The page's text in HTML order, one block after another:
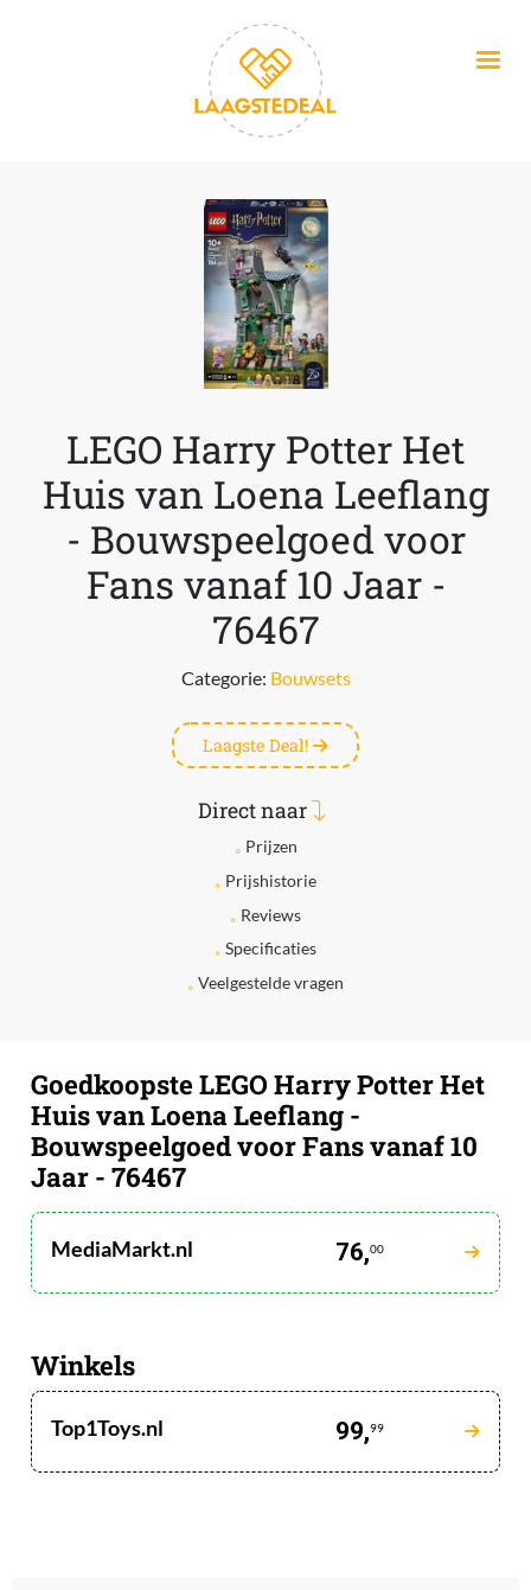
LEGO Harry Potter Het
Huis van Loena Leeflang
- Bouwspeelgoed voor
Fans vanaf 10 Jaar -
76467
Categorie: Bouwsets
Laagste Deal!
Direct naar
Prijzen
Prijshistorie
Reviews
Specificaties
Veelgestelde vragen
Goedkoopste LEGO Harry Potter Het
Huis van Loena Leeflang -
Bouwspeelgoed voor Fans vanaf 10
Jaar - 76467
MediaMarkt.nl 76,00
Winkels
Top1Toys.nl 99,99